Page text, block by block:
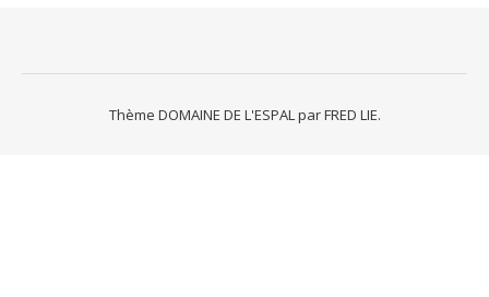
Thème DOMAINE DE L'ESPAL parFRED LIE.